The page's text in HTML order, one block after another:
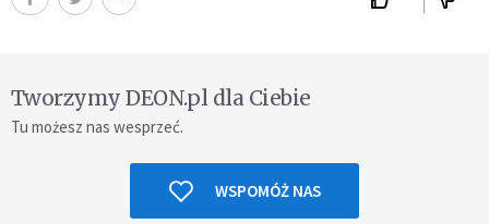
Tworzymy DEON.pl dla Ciebie
Tu możesz nas wesprzeć.
WSPOMÓŻ NAS